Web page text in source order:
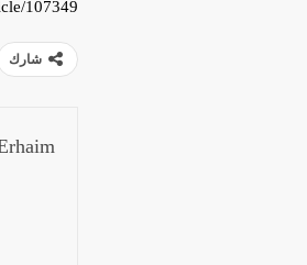
107349
شارك